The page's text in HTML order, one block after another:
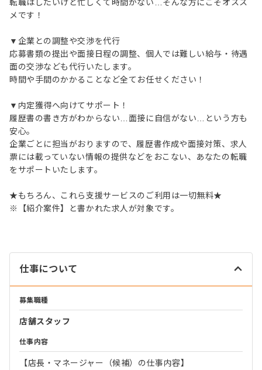
転職はしたいけど忙しくて時間がない…そんな方にこそオスス
メです！
▼企業との調整や交渉を代行
応募書類の提出や面接日程の調整、個人では難しい給与・待遇
面の交渉なども代行いたします。
時間や手間のかかることなど全てお任せください！
▼内定獲得へ向けてサポート！
履歴書の書き方がわからない…面接に自信がない…という方も
安心。
企業ごとに担当がおりますので、履歴書作成や面接対策、求人
票には載っていない情報の提供などをおこない、あなたの転職
をサポートいたします。
★もちろん、これら支援サービスのご利用は一切無料★
※【紹介案件】と書かれた求人が対象です。
仕事について
募集職種
店舗スタッフ
仕事内容
【店長・マネージャー（候補）の仕事内容】